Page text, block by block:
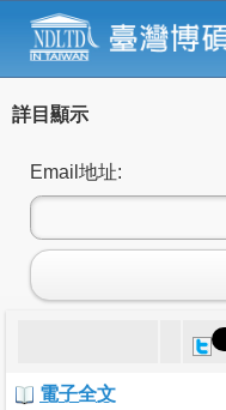
詳目顯示
Email地址:
電子全文